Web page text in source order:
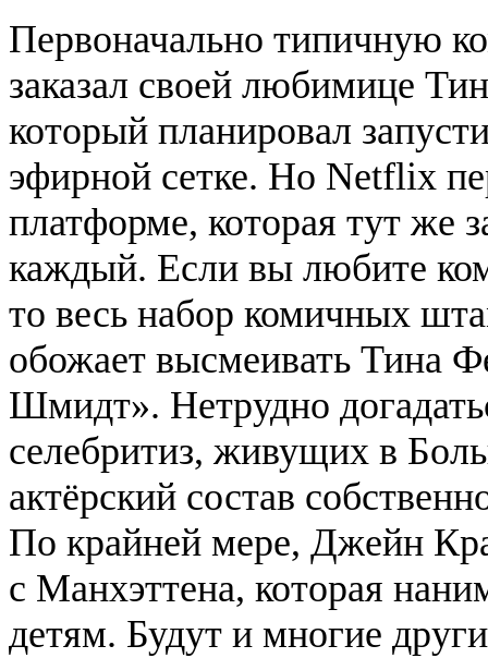
Первоначально типичную
заказал своей любимице
который планировал
эфирной сетке. Но Netflix
платформе, которая тут же
каждый. Если вы любите
то весь набор комичных
обожает высмеивать Тина
Шмидт». Нетрудно
селебритиз, живущих в
актёрский состав
По крайней мере, Джейн
с Манхэттена, которая
детям. Будут и многие